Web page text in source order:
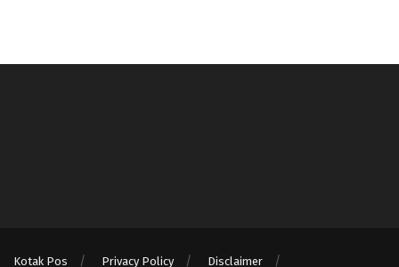
Kotak Pos Privacy Policy Disclaimer